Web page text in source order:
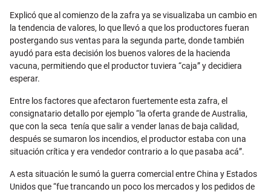
Explicó que al comienzo de la zafra ya se visualizaba un cambio en
la tendencia de valores, lo que llevó a que los productores fueran
postergando sus ventas para la segunda parte, donde también
ayudó para esta decisión los buenos valores de la hacienda
vacuna, permitiendo que el productor tuviera “caja” y decidiera
esperar.
Entre los factores que afectaron fuertemente esta zafra, el
consignatario detallo por ejemplo “la oferta grande de Australia,
que con la seca tenía que salir a vender lanas de baja calidad,
después se sumaron los incendios, el productor estaba con una
situación crítica y era vendedor contrario a lo que pasaba acá”.
A esta situación le sumó la guerra comercial entre China y Estados
Unidos que “fue trancando un poco los mercados y los pedidos de